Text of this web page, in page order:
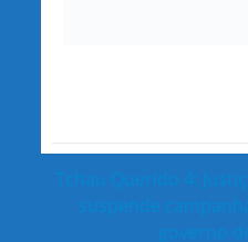
Tchau Querido 4:
suspende
governo